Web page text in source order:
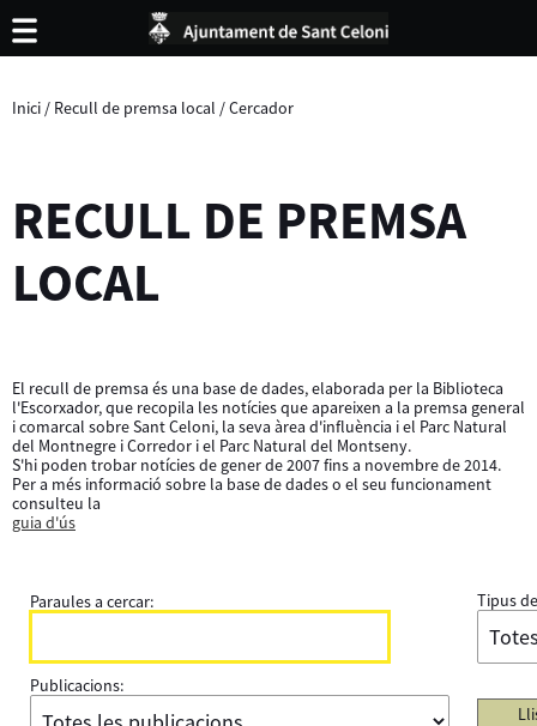
Inici / Recull de premsa local /Cercador
RECULL DE PREMSA
LOCAL
El recull de premsa és una base de dades, elaborada per la Biblioteca
l'Escorxador, que recopila les notícies que apareixen a la premsa general
i comarcal sobre Sant Celoni, la seva àrea d'influència i el Parc Natural
del Montnegre i Corredor i el Parc Natural del Montseny.
S'hi poden trobar notícies de gener de 2007 fins a novembre de 2014.
Per a més informació sobre la base de dades o el seu funcionament
consulteu la
guia d'ús
Paraules a cercar: Tipus
Publicacions: